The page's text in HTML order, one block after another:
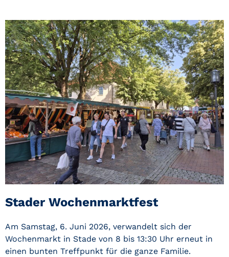
Stader Wochenmarktfest
Am Samstag, 6. Juni 2026, verwandelt sich der
Wochenmarkt in Stade von 8 bis 13:30 Uhr erneut in
einen bunten Treffpunkt für die ganze Familie.